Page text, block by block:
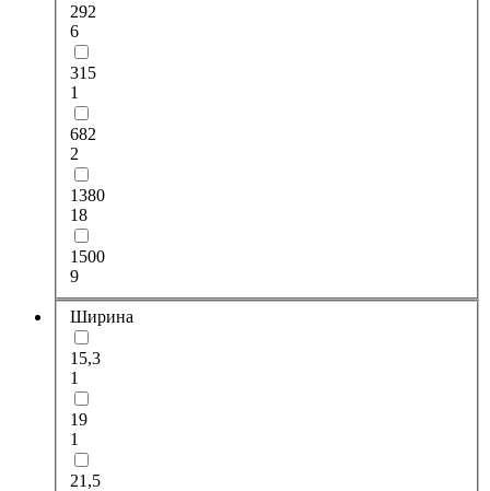
292
6
315
1
682
2
1380
18
1500
9
Ширина
15,3
1
19
1
21,5